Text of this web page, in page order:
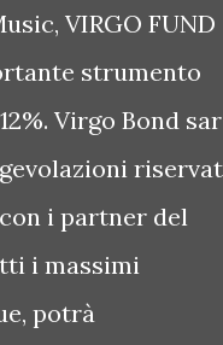
VIRGO FUND
strumento
Virgo Bond
i partner del
i massimi
potrà